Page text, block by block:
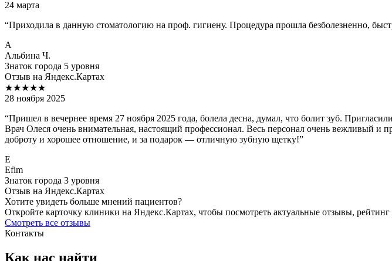
24 марта
“Приходила в данную стоматологию на проф. гигиену. Процедура прошла безболезненно,
А
Альбина Ч.
Знаток города 5 уровня
Отзыв на Яндекс.Картах
★★★★★
28 ноября 2025
“Пришел в вечернее время 27 ноября 2025 года, болела десна, думал, что болит зуб.
Врач Олеся очень внимательная, настоящий профессионал. Весь персонал очень вежливый
доброту и хорошее отношение, и за подарок — отличную зубную щетку!”
E
Efim
Знаток города 3 уровня
Отзыв на Яндекс.Картах
Хотите увидеть больше мнений пациентов?
Откройте карточку клиники на Яндекс.Картах, чтобы посмотреть актуальные отзывы,
Смотреть все отзывы
Контакты
Как нас найти